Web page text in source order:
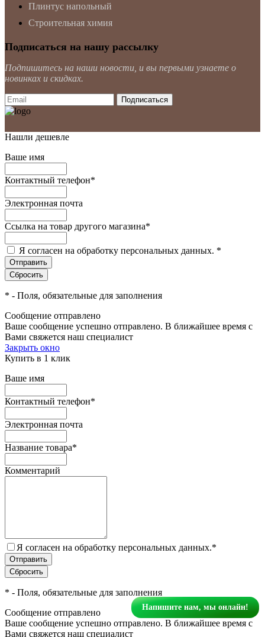
Плинтус напольный
Строительная химия
Подписаться на нашу рассылку
Подпишитесь на наши новости, и вы первыми узнаете о
новинках и скидках.
Нашли дешевле
Ваше имя
Контактный телефон*
Электронная почта
Ссылка на товар другого магазина*
Я согласен на обработку персональных данных. *
* - Поля, обязательные для заполнения
Сообщение отправлено
Ваше сообщение успешно отправлено. В ближайшее время с
Вами свяжется наш специалист
Закрыть окно
Купить в 1 клик
Ваше имя
Контактный телефон*
Электронная почта
Название товара*
Комментарий
Я согласен на обработку персональных данных.*
* - Поля, обязательные для заполнения
Сообщение отправлено
Ваше сообщение успешно отправлено. В ближайшее время с
Вами свяжется наш специалист
Напишите нам, мы онлайн!